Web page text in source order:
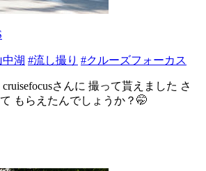
中湖 #流し撮り #クルーズフォーカス
さんに 撮って貰えました さ
もらえたんでしょうか？🤭